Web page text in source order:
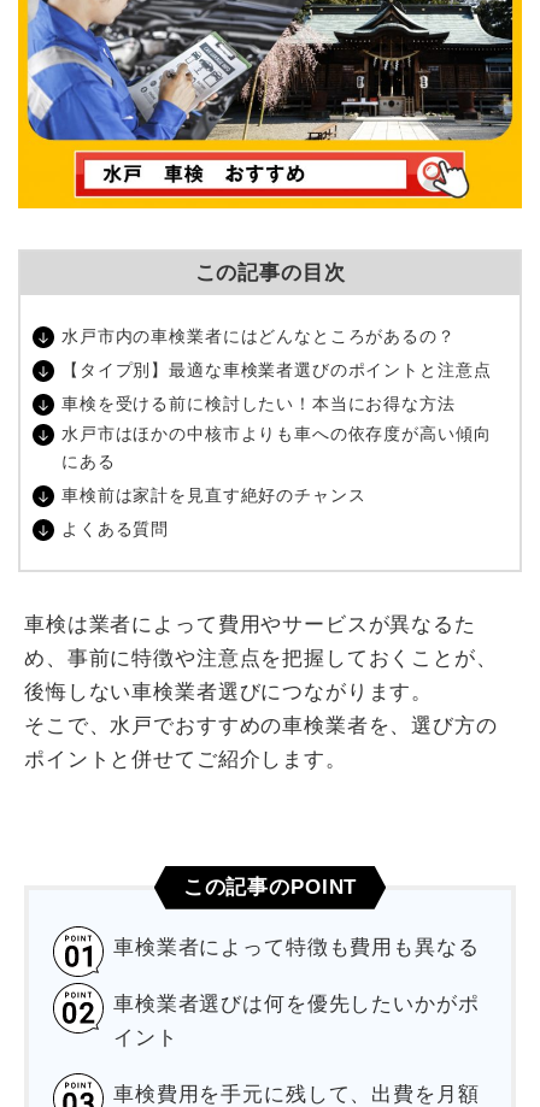
この記事の目次
水戸市内の車検業者にはどんなところがあるの？
【タイプ別】最適な車検業者選びのポイントと注意点
車検を受ける前に検討したい！本当にお得な方法
水戸市はほかの中核市よりも車への依存度が高い傾向
にある
車検前は家計を見直す絶好のチャンス
よくある質問
車検は業者によって費用やサービスが異なるた
め、事前に特徴や注意点を把握しておくことが、
後悔しない車検業者選びにつながります。
そこで、水戸でおすすめの車検業者を、選び方の
ポイントと併せてご紹介します。
この記事のPOINT
車検業者によって特徴も費用も異なる
車検業者選びは何を優先したいかがポ
イント
車検費用を手元に残して、出費を月額